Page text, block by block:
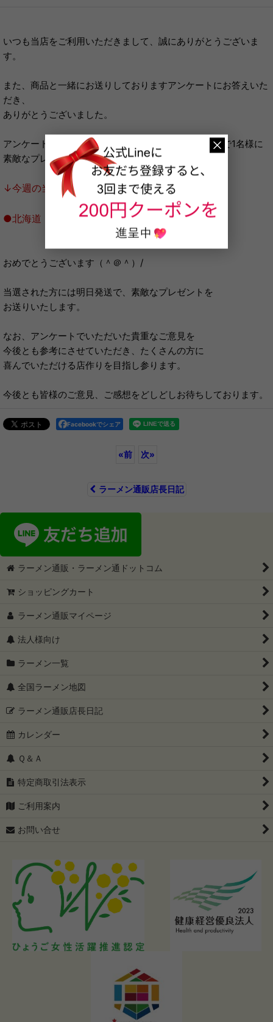
いつも当店をご利用いただきまして、誠にありがとうございま
す。
また、商品と一緒にお送りしておりますアンケートにお答えいた
だき、
ありがとうございました。
アンケートにお答えいただいた方の中から、毎週抽選で1名様に
素敵なプレゼントをお送りしております。
↓今週の当選者はこちら↓
●北海道 チキ様
おめでとうございます（＾＠＾）/
当選された方には明日発送で、素敵なプレゼントを
お送りいたします。
なお、アンケートでいただいた貴重なご意見を
今後とも参考にさせていただき、たくさんの方に
喜んでいただける店作りを目指し参ります。
今後とも皆様のご意見、ご感想をどしどしお待ちしております。
Facebookでシェア
«前 次»
ラーメン通販店長日記
ラーメン通販・ラーメン通ドットコム
ショッピングカート
ラーメン通販マイページ
法人様向け
ラーメン一覧
全国ラーメン地図
ラーメン通販店長日記
カレンダー
Ｑ＆Ａ
特定商取引法表示
ご利用案内
お問い合せ